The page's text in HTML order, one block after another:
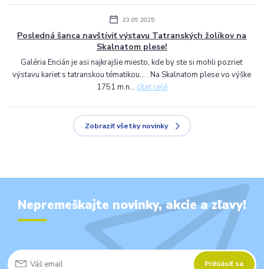
23.09.2025
Posledná šanca navštíviť výstavu Tatranských žolíkov na
Skalnatom plese!
Galéria Encián je asi najkrajšie miesto, kde by ste si mohli pozrieť
výstavu kariet s tatranskou tématikou... . Na Skalnatom plese vo výške
1751 m.n... čítať celé
Zobraziť všetky novinky
Nepremeškajte novinky, akcie a zľavy!
Prihlásiť sa